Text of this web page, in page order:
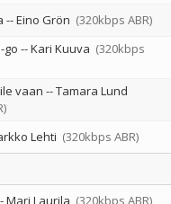
--Eino Grön (320kbps ABR)
go --Kari Kuuva (320kbps
vaan --Tamara Lund
Lehti (320kbps ABR)
Mari Laurila (320kbps ABR)